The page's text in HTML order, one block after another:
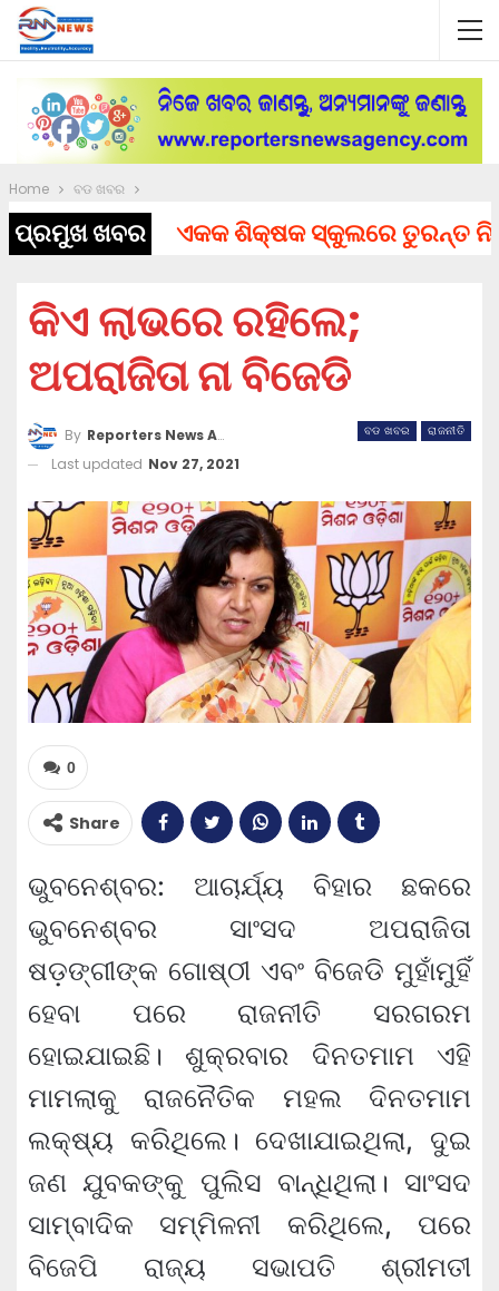
Home ବଡ ଖବର
ପ୍ରମୁଖ ଖବରଏକକ ଶିକ୍ଷକ ସ୍କୁଲରେ ତୁରନ୍ତ ନିଯୁକ୍ତ
କିଏ ଲାଭରେ ରହିଲେ;
ଅପରାଜିତା ନା ବିଜେଡି
ବଡ ଖବର ରାଜନୀତି
By Reporters News Agency
Last updated Nov 27, 2021
0
Share
ଭୁବନେଶ୍ବର: ଆଚାର୍ଯ୍ୟ ବିହାର ଛକରେ
ଭୁବନେଶ୍ବର ସାଂସଦ ଅପରାଜିତା
ଷଡ଼ଙ୍ଗୀଙ୍କ ଗୋଷ୍ଠୀ ଏବଂ ବିଜେଡି ମୁହାଁମୁହିଁ
ହେବା ପରେ ରାଜନୀତି ସରଗରମ
ହୋଇଯାଇଛି। ଶୁକ୍ରବାର ଦିନତମାମ ଏହି
ମାମଲାକୁ ରାଜନୈତିକ ମହଲ ଦିନତମାମ
ଲକ୍ଷ୍ୟ କରିଥିଲେ। ଦେଖାଯାଇଥିଲା, ଦୁଇ
ଜଣ ଯୁବକଙ୍କୁ ପୁଲିସ ବାନ୍ଧିଥିଲା। ସାଂସଦ
ସାମ୍ବାଦିକ ସମ୍ମିଳନୀ କରିଥିଲେ, ପରେ
ବିଜେପି ରାଜ୍ୟ ସଭାପତି ଶ୍ରୀମତୀ